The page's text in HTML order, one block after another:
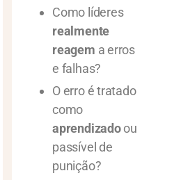
Como líderes
realmente
reagem a erros
e falhas?
O erro é tratado
como
aprendizadoou
passível de
punição?